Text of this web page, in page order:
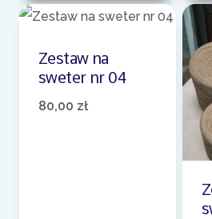
Zestaw na
sweter nr 04
80,00 zł